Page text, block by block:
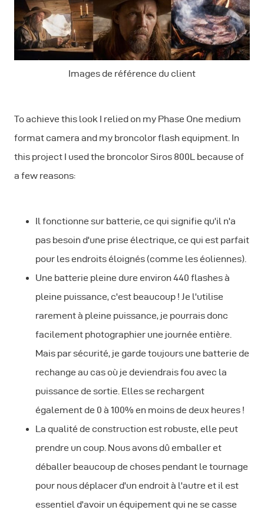
Images de référence du client
To achieve this look I relied on my Phase One medium
format camera and my broncolor flash equipment. In
this project I used the broncolor Siros 800L because of
a few reasons:
Il fonctionne sur batterie, ce qui signifie qu'il n'a
pas besoin d'une prise électrique, ce qui est parfait
pour les endroits éloignés (comme les éoliennes).
Une batterie pleine dure environ 440 flashes à
pleine puissance, c'est beaucoup ! Je l'utilise
rarement à pleine puissance, je pourrais donc
facilement photographier une journée entière.
Mais par sécurité, je garde toujours une batterie de
rechange au cas où je deviendrais fou avec la
puissance de sortie. Elles se rechargent
également de 0 à 100% en moins de deux heures !
La qualité de construction est robuste, elle peut
prendre un coup. Nous avons dû emballer et
déballer beaucoup de choses pendant le tournage
pour nous déplacer d'un endroit à l'autre et il est
essentiel d'avoir un équipement qui ne se casse